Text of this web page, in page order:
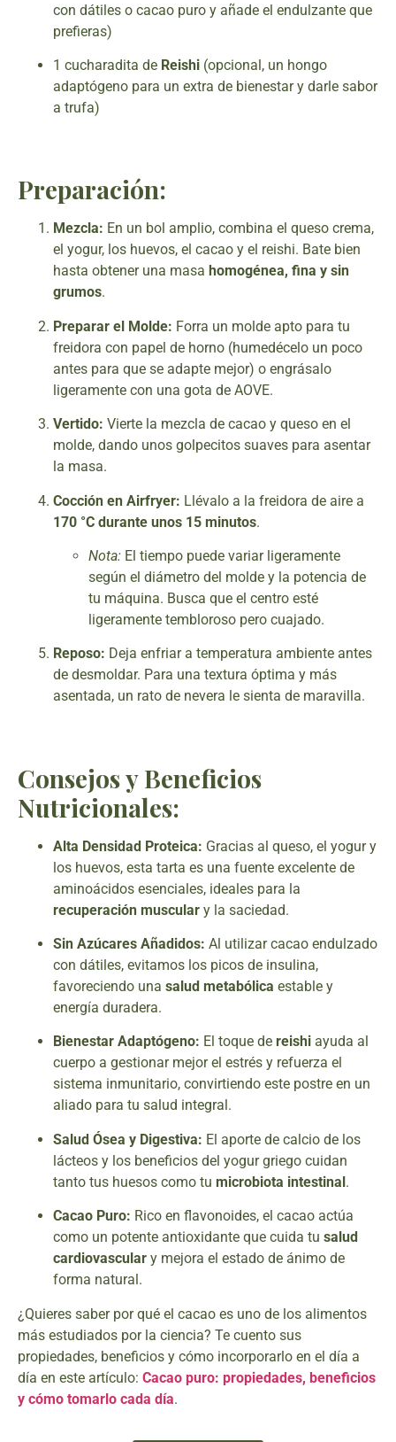
con dátiles o cacao puro y añade el endulzante que
prefieras)
1 cucharadita de Reishi (opcional, un hongo
adaptógeno para un extra de bienestar y darle sabor
a trufa)
Preparación:
Mezcla: En un bol amplio, combina el queso crema,
el yogur, los huevos, el cacao y el reishi. Bate bien
hasta obtener una masa homogénea, fina y sin
grumos.
Preparar el Molde: Forra un molde apto para tu
freidora con papel de horno (humedécelo un poco
antes para que se adapte mejor) o engrásalo
ligeramente con una gota de AOVE.
Vertido: Vierte la mezcla de cacao y queso en el
molde, dando unos golpecitos suaves para asentar
la masa.
Cocción en Airfryer: Llévalo a la freidora de aire a
170 °C durante unos 15 minutos.
Nota: El tiempo puede variar ligeramente
según el diámetro del molde y la potencia de
tu máquina. Busca que el centro esté
ligeramente tembloroso pero cuajado.
Reposo: Deja enfriar a temperatura ambiente antes
de desmoldar. Para una textura óptima y más
asentada, un rato de nevera le sienta de maravilla.
Consejos y Beneficios
Nutricionales:
Alta Densidad Proteica: Gracias al queso, el yogur y
los huevos, esta tarta es una fuente excelente de
aminoácidos esenciales, ideales para la
recuperación muscular y la saciedad.
Sin Azúcares Añadidos: Al utilizar cacao endulzado
con dátiles, evitamos los picos de insulina,
favoreciendo una salud metabólica estable y
energía duradera.
Bienestar Adaptógeno: El toque de reishi ayuda al
cuerpo a gestionar mejor el estrés y refuerza el
sistema inmunitario, convirtiendo este postre en un
aliado para tu salud integral.
Salud Ósea y Digestiva: El aporte de calcio de los
lácteos y los beneficios del yogur griego cuidan
tanto tus huesos como tu microbiota intestinal.
Cacao Puro: Rico en flavonoides, el cacao actúa
como un potente antioxidante que cuida tu salud
cardiovascular y mejora el estado de ánimo de
forma natural.
¿Quieres saber por qué el cacao es uno de los alimentos
más estudiados por la ciencia? Te cuento sus
propiedades, beneficios y cómo incorporarlo en el día a
día en este artículo: Cacao puro: propiedades, beneficios
y cómo tomarlo cada día.